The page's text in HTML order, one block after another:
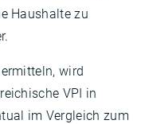
Haushalte zu
wird
VPI in
im Vergleich zum